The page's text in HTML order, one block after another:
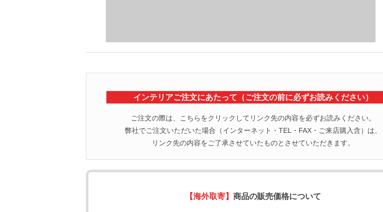
インテリアご注文にあたって（ご注文の前に必ずお読みください）
ご注文の際は、こちらをクリックしてリンク先の内容を必ずお読みください。
弊社でご注文いただいた場合（インターネット・TEL・FAX・ご来店購入含）は、
リンク先の内容をご了承させていたものとさせていただきます。
【海外取寄】 商品の販売価格について